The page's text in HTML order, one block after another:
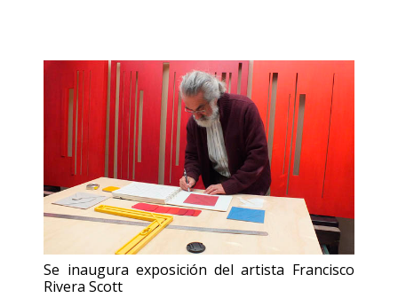
Se inaugura exposición del artista Francisco
Rivera Scott